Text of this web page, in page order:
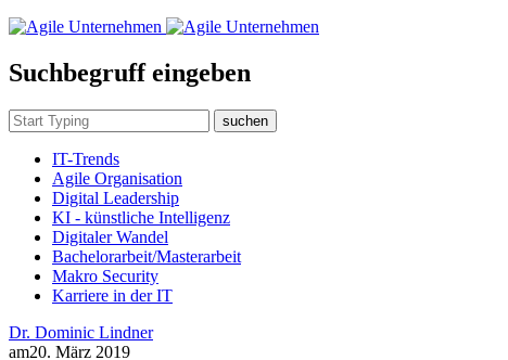
Suchbegruff eingeben
suchen
IT-Trends
Agile Organisation
Digital Leadership
KI - künstliche Intelligenz
Digitaler Wandel
Bachelorarbeit/Masterarbeit
Makro Security
Karriere in der IT
Dr. Dominic Lindner
am20. März 2019